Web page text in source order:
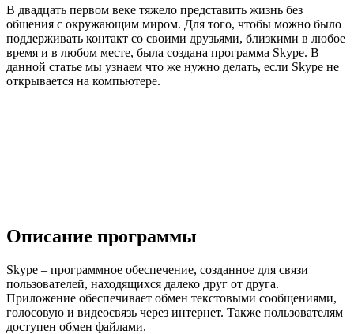
В двадцать первом веке тяжело представить жизнь без
общения с окружающим миром. Для того, чтобы можно было
поддерживать контакт со своими друзьями, близкими в любое
время и в любом месте, была создана программа Skype. В
данной статье мы узнаем что же нужно делать, если Skype не
открывается на компьютере.
Описание программы
Skype – программное обеспечение, созданное для связи
пользователей, находящихся далеко друг от друга.
Приложение обеспечивает обмен текстовыми сообщениями,
голосовую и видеосвязь через интернет. Также пользователям
доступен обмен файлами.